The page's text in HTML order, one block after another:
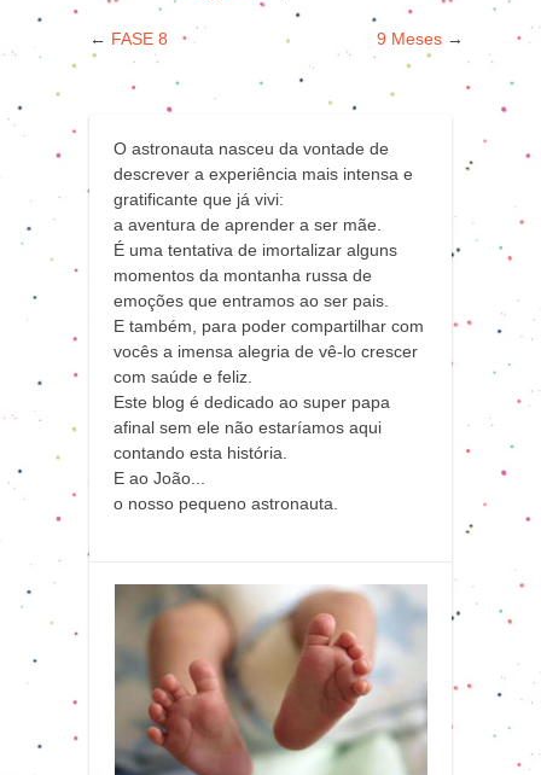
← FASE 8 9 Meses →
O astronauta nasceu da vontade de
descrever a experiência mais intensa e
gratificante que já vivi:
a aventura de aprender a ser mãe.
É uma tentativa de imortalizar alguns
momentos da montanha russa de
emoções que entramos ao ser pais.
E também, para poder compartilhar com
vocês a imensa alegria de vê-lo crescer
com saúde e feliz.
Este blog é dedicado ao super papa
afinal sem ele não estaríamos aqui
contando esta história.
E ao João...
o nosso pequeno astronauta.